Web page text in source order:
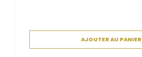
AJOUTER AU PANIER